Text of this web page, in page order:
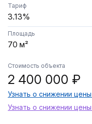
клиентов.
Тариф
3.13%
Площадь
70 м²
Стоимость объекта
2 400 000 ₽
Узнать о снижении
Узнать о снижении